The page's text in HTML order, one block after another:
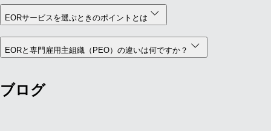
EORサービスを選ぶときのポイントとは
EORと専門雇用主組織（PEO）の違いは何ですか？
ブログ